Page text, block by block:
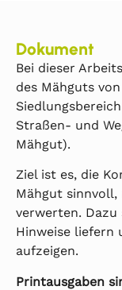
Dokument
Bei dieser
des Mähguts
Straßen- und
Mähgut).
Ziel ist es, die
Mähgut
verwerten.
Hinweise liefern
aufzeigen.
Printausgaben